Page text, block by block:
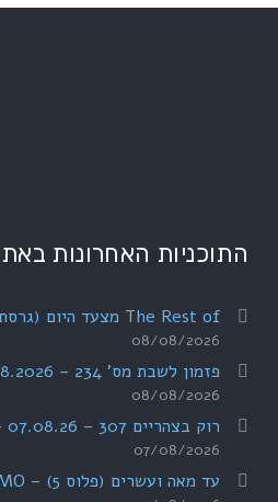
התוכניות האחרונות
The Rest of מצעד היום (גרסת האלבום) 23 – 8.8.26
08/08/2026
פזמון לשבת מס' 234 – 7.8.2026 – נתן כהן בן 75
08/08/2026
רוק בצהריים 307 – 07.08.26 – Uriel's Choices
07/08/2026
עד מאה ועשרים (פלוס 5) – SATCHMO